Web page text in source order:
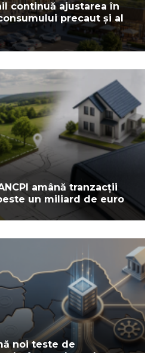
continuă ajustarea în
precaut și al
amână tranzacții
un miliard de euro
noi teste de